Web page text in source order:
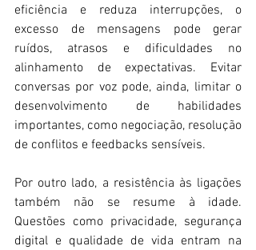
eficiência e reduza interrupções, o
excesso de mensagens pode gerar
ruídos, atrasos e dificuldades no
alinhamento de expectativas. Evitar
conversas por voz pode, ainda, limitar o
desenvolvimento de habilidades
importantes, como negociação, resolução
de conflitos e feedbacks sensíveis.
Por outro lado, a resistência às ligações
também não se resume à idade.
Questões como privacidade, segurança
digital e qualidade de vida entram na